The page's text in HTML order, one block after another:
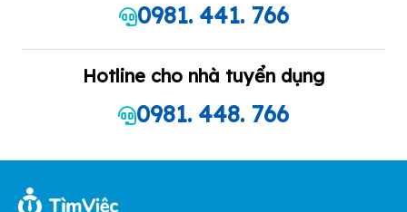
0981. 441. 766
Hotline cho nhà tuyển dụng
0981. 448. 766